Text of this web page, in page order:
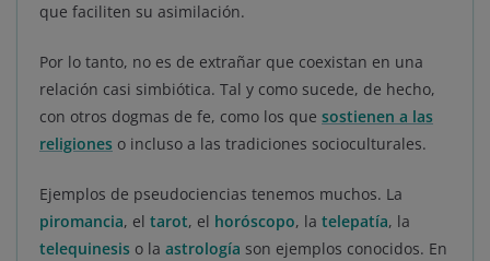
que faciliten su asimilación.
Por lo tanto, no es de extrañar que coexistan en una
relación casi simbiótica. Tal y como sucede, de hecho,
con otros dogmas de fe, como los que sostienen a las
religiones o incluso a las tradiciones socioculturales.
Ejemplos de pseudociencias tenemos muchos. La
piromancia, el tarot, el horóscopo, la telepatía, la
telequinesis o la astrología son ejemplos conocidos. En